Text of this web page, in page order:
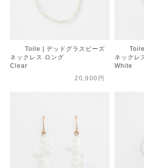
Toile | デッドグラスビーズ
ネックレス ロング
Clear
20,900円
ネックレ
White